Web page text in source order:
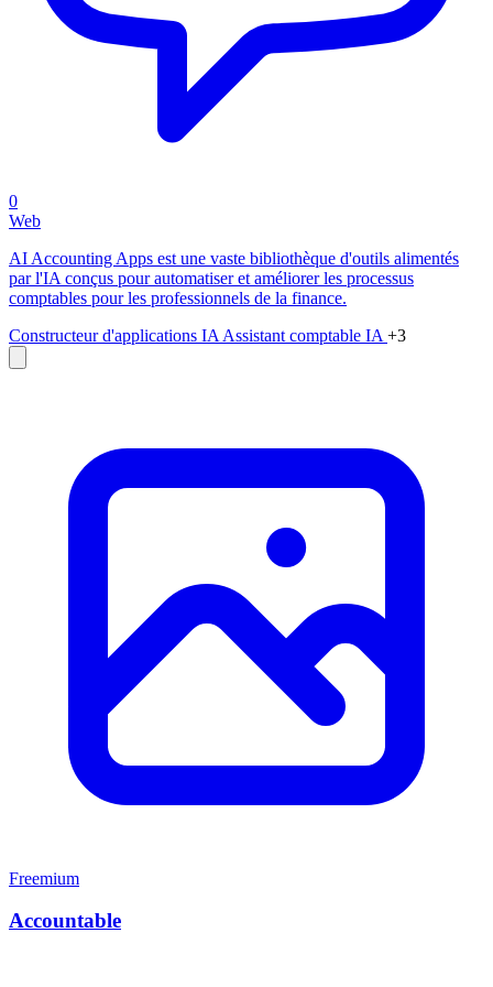
0
Web
AI Accounting Apps est une vaste bibliothèque d'outils alimentés
par l'IA conçus pour automatiser et améliorer les processus
comptables pour les professionnels de la finance.
Constructeur d'applications IA Assistant comptable IA +3
Freemium
Accountable